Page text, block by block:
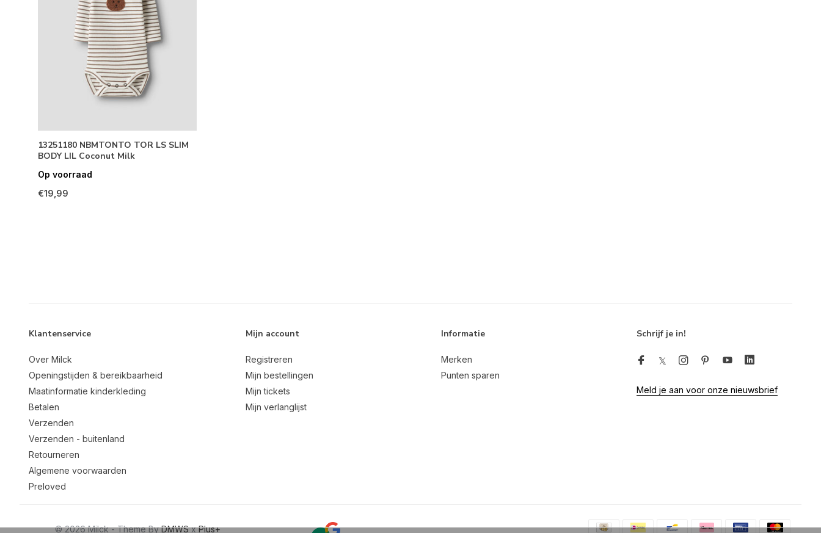
13251180 NBMTONTO TOR LS SLIM
BODY LIL Coconut Milk
Op voorraad
€19,99
Klantenservice
Over Milck
Openingstijden & bereikbaarheid
Maatinformatie kinderkleding
Betalen
Verzenden
Verzenden - buitenland
Retourneren
Algemene voorwaarden
Preloved
Mijn account
Registreren
Mijn bestellingen
Mijn tickets
Mijn verlanglijst
Informatie
Merken
Punten sparen
Schrijf je in!
Meld je aan voor onze nieuwsbrief
© 2026 Milck - Theme ByDMWSxPlus+